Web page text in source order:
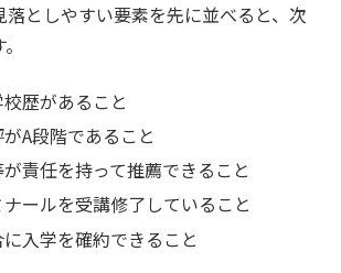
落としやすい要素を先に並べると、次
歴があること
A段階であること
責任を持って推薦できること
ールを受講修了していること
入学を確約できること